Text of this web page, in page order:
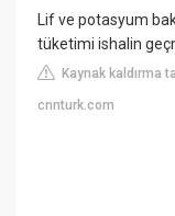
Lif ve potasyum
tüketimi ishalin
Kaynak kaldırma
cnnturk.com